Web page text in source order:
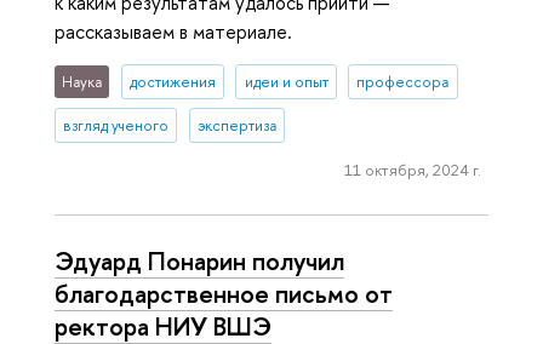
рассказываем в материале.
Наука достижения идеи и опыт профессора
взгляд ученого экспертиза
11 октября, 2024 г.
Эдуард Понарин получил
благодарственное письмо от
ректора НИУ ВШЭ